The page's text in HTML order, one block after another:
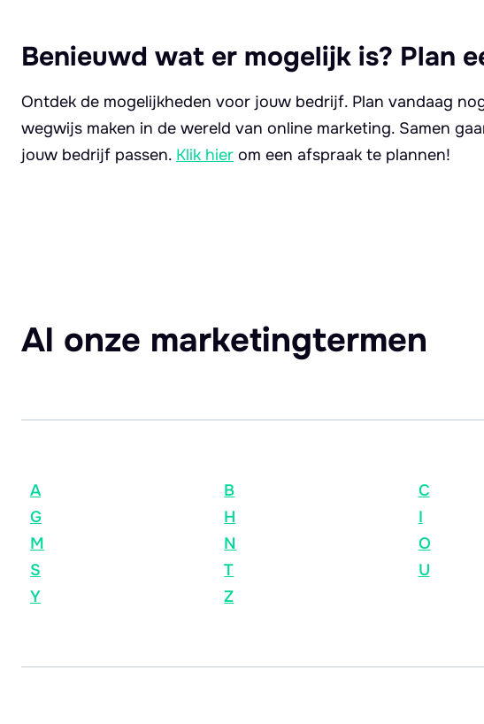
Benieuwd wat er mogelijk is? Plan
Ontdek de mogelijkheden voor jouw bedrijf. Plan vandaag
wegwijs maken in de wereld van online marketing. Samen
jouw bedrijf passen. Klik hier om een afspraak te plannen!
Al onze marketingtermen
A B C
G
H I
M
N O
S
T U
Y
Z